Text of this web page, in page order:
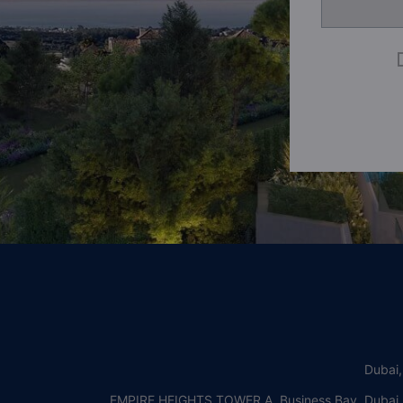
EMPIRE HEIGHTS TOWER A, Business Bay,